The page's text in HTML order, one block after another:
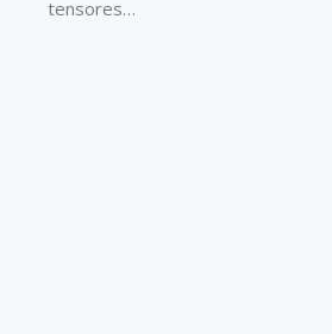
tensores…